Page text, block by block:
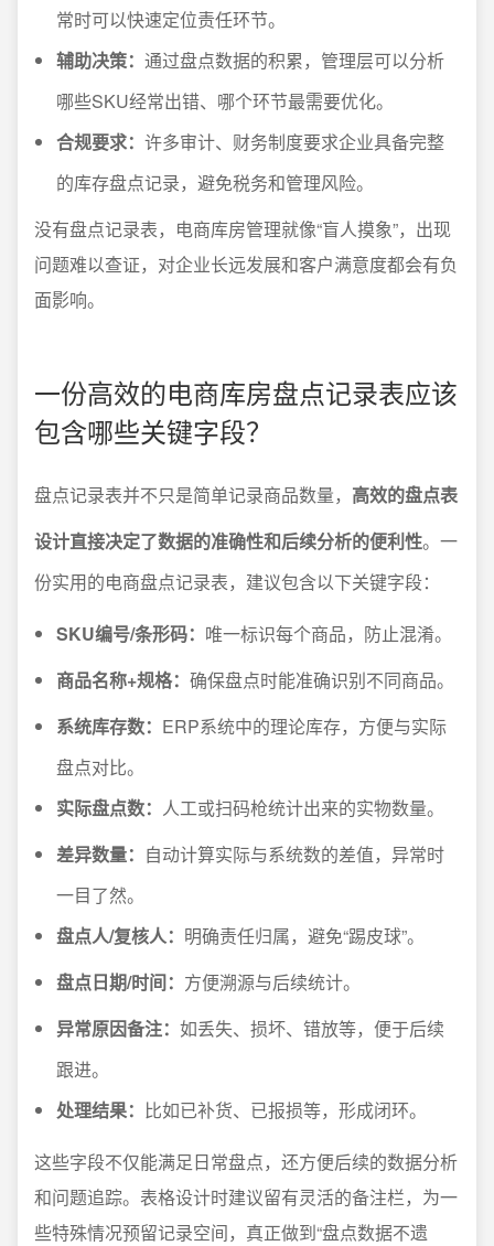
常时可以快速定位责任环节。
辅助决策： 通过盘点数据的积累，管理层可以分析
哪些SKU经常出错、哪个环节最需要优化。
合规要求： 许多审计、财务制度要求企业具备完整
的库存盘点记录，避免税务和管理风险。
没有盘点记录表，电商库房管理就像“盲人摸象”，出现
问题难以查证，对企业长远发展和客户满意度都会有负
面影响。
一份高效的电商库房盘点记录表应该
包含哪些关键字段？
盘点记录表并不只是简单记录商品数量， 高效的盘点表
设计直接决定了数据的准确性和后续分析的便利性。一
份实用的电商盘点记录表，建议包含以下关键字段：
SKU编号/条形码： 唯一标识每个商品，防止混淆。
商品名称+规格： 确保盘点时能准确识别不同商品。
系统库存数： ERP系统中的理论库存，方便与实际
盘点对比。
实际盘点数： 人工或扫码枪统计出来的实物数量。
差异数量： 自动计算实际与系统数的差值，异常时
一目了然。
盘点人/复核人： 明确责任归属，避免“踢皮球”。
盘点日期/时间： 方便溯源与后续统计。
异常原因备注： 如丢失、损坏、错放等，便于后续
跟进。
处理结果： 比如已补货、已报损等，形成闭环。
这些字段不仅能满足日常盘点，还方便后续的数据分析
和问题追踪。表格设计时建议留有灵活的备注栏，为一
些特殊情况预留记录空间，真正做到“盘点数据不遗